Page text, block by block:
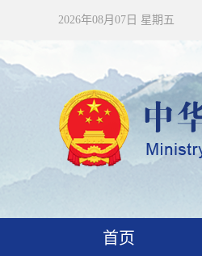
2026年08月07日 星期五
首页